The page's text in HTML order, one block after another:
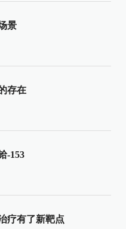
景
存在
-153
疗有了新靶点